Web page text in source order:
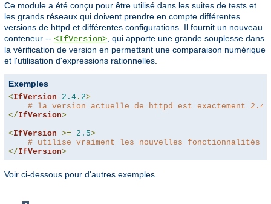
Ce module a été conçu pour être utilisé dans les suites de tests et
les grands réseaux qui doivent prendre en compte différentes
versions de httpd et différentes configurations. Il fournit un nouveau
conteneur -- <IfVersion> , qui apporte une grande souplesse dans
la vérification de version en permettant une comparaison numérique
et l'utilisation d'expressions rationnelles.
Exemples
<IfVersion 2.4 . 2>
# la version actuelle de httpd est exactement
</IfVersion>
<IfVersion >= 2.5>
# utilise vraiment les nouvelles fonctionnalités
</IfVersion>
Voir ci-dessous pour d'autres exemples.